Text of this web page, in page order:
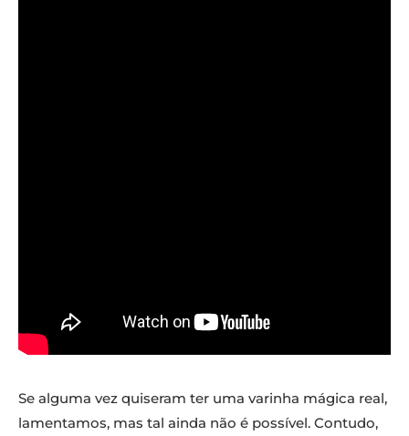
Se alguma vez quiseram ter uma varinha mágica real,
lamentamos, mas tal ainda não é possível. Contudo,